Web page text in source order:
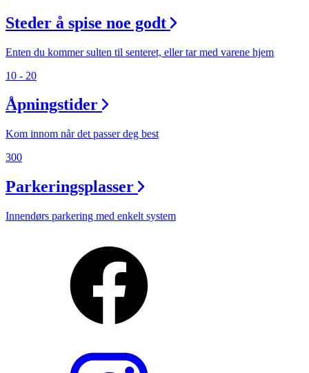
Steder å spise noe godt
Enten du kommer sulten til senteret, eller tar med varene hjem
10 - 20
Åpningstider
Kom innom når det passer deg best
300
Parkeringsplasser
Innendørs parkering med enkelt system